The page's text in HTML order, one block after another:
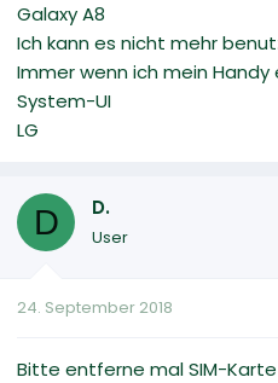
Galaxy A8
Ich kann es nicht mehr
Immer wenn ich mein
System-UI
LG
D D.
User
24. September 2018
Bitte entferne mal SIM-